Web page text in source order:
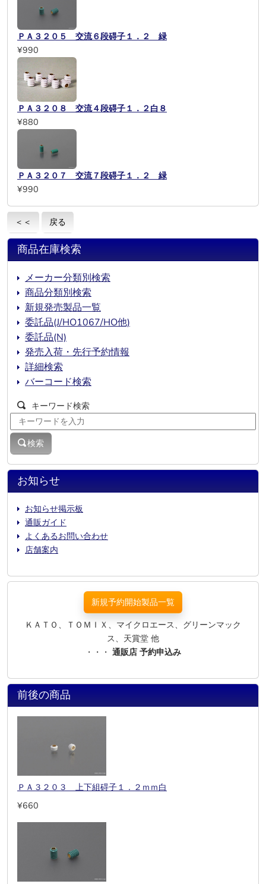
ＰＡ３２０５ 交流６段碍子１．２ 緑
¥990
ＰＡ３２０８ 交流４段碍子１．２白８
¥880
ＰＡ３２０７ 交流７段碍子１．２ 緑
¥990
＜＜ 戻る
お知らせ
お知らせ掲示板
通販ガイド
よくあるお問い合わせ
店舗案内
商品在庫検索
メーカー分類別検索
商品分類別検索
新規発売製品一覧
委託品(J/HO1067/HO他)
委託品(N)
発売入荷・先行予約情報
詳細検索
バーコード検索
キーワード検索
検索
新規予約開始製品一覧
ＫＡＴＯ、ＴＯＭＩＸ、マイクロエース、グリーンマック
ス、天賞堂 他
・・・ 通販店 予約申込み
前後の商品
ＰＡ３２０３ 上下組碍子１．２ｍｍ白
¥660